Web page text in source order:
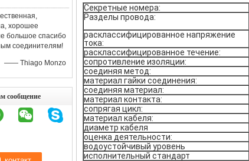
хорошее
большое спасибо
соединителям!
—— Thiago Monzo
сообщение
Секретные номера:
Разделы провода:
расклассифицированное напряжение
тока:
расклассифицированное течение:
сопротивление изоляции:
соединяя метод:
материал гайки соединения:
соединяя материал:
материал контакта:
сопрягая цикл:
материал кабеля:
диаметр кабеля
оценка деятельности:
водоустойчивый уровень
исполнительный стандарт